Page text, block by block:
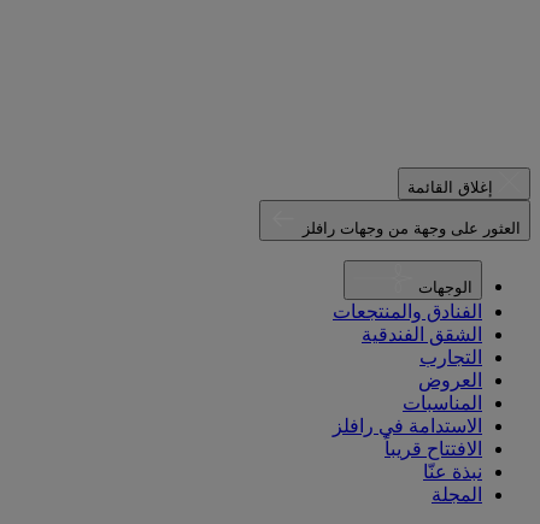
إغلاق القائمة
العثور على وجهة من وجهات رافلز
الوجهات
الفنادق والمنتجعات
الشقق الفندقية
التجارب
العروض
المناسبات
الاستدامة في رافلز
الافتتاح قريباً
نبذة عنّا
المجلة